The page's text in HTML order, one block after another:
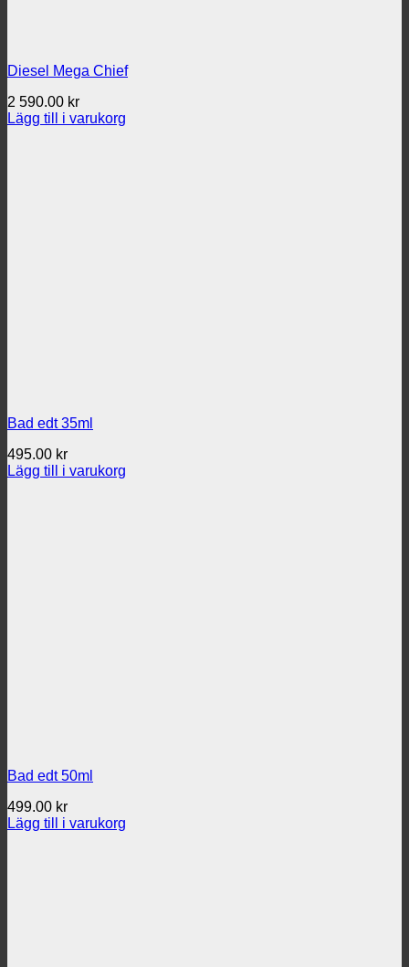
Diesel Mega Chief
2 590.00 kr
Lägg till i varukorg
Bad edt 35ml
495.00 kr
Lägg till i varukorg
Bad edt 50ml
499.00 kr
Lägg till i varukorg